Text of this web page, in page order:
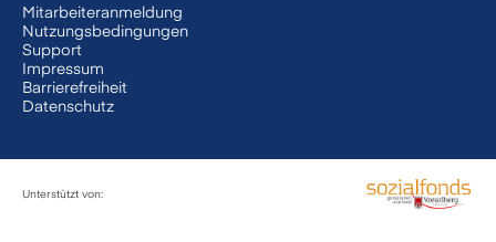
Mitarbeiteranmeldung
Nutzungsbedingungen
Support
Impressum
Barrierefreiheit
Datenschutz
Unterstützt von: